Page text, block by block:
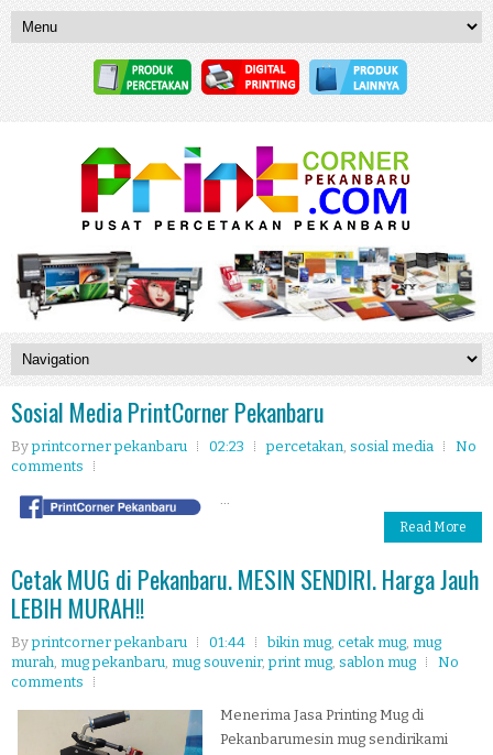
Sosial Media PrintCorner Pekanbaru
Byprintcorner pekanbaru 02:23 percetakan sosial media
No
comments
Read More
Cetak MUG di Pekanbaru. MESIN SENDIRI. Harga Jauh
LEBIH MURAH!!
Byprintcorner pekanbaru 01:44 bikin mug cetak mug mug
murah mug pekanbaru mug souvenir,print mug sablon mug
No
comments
Menerima Jasa Printing Mug di
Pekanbarumesin mug sendirikami